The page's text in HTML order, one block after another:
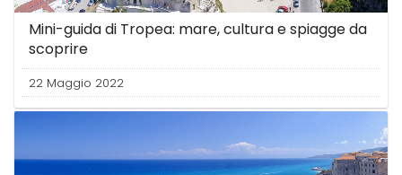
Mini-guida di Tropea: mare, cultura e spiagge da
scoprire
22 Maggio 2022